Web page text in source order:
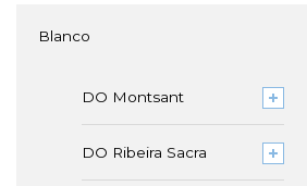
Blanco
DO Montsant
DO Ribeira Sacra